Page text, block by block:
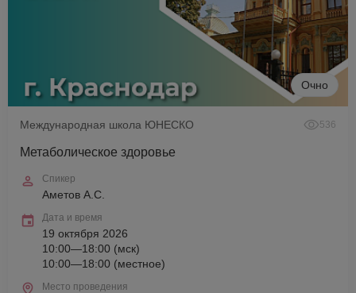
Очно
Международная школа ЮНЕСКО 536
Метаболическое здоровье
Спикер
Аметов А.С.
Дата и время
19 октября 2026
10:00—18:00 (мск)
10:00—18:00 (местное)
Место проведения